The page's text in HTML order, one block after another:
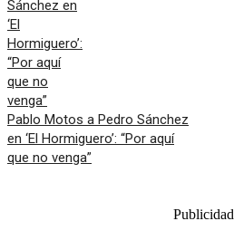
Pablo Motos a Pedro Sánchez
en ‘El Hormiguero’: “Por aquí
que no venga”
Publicidad